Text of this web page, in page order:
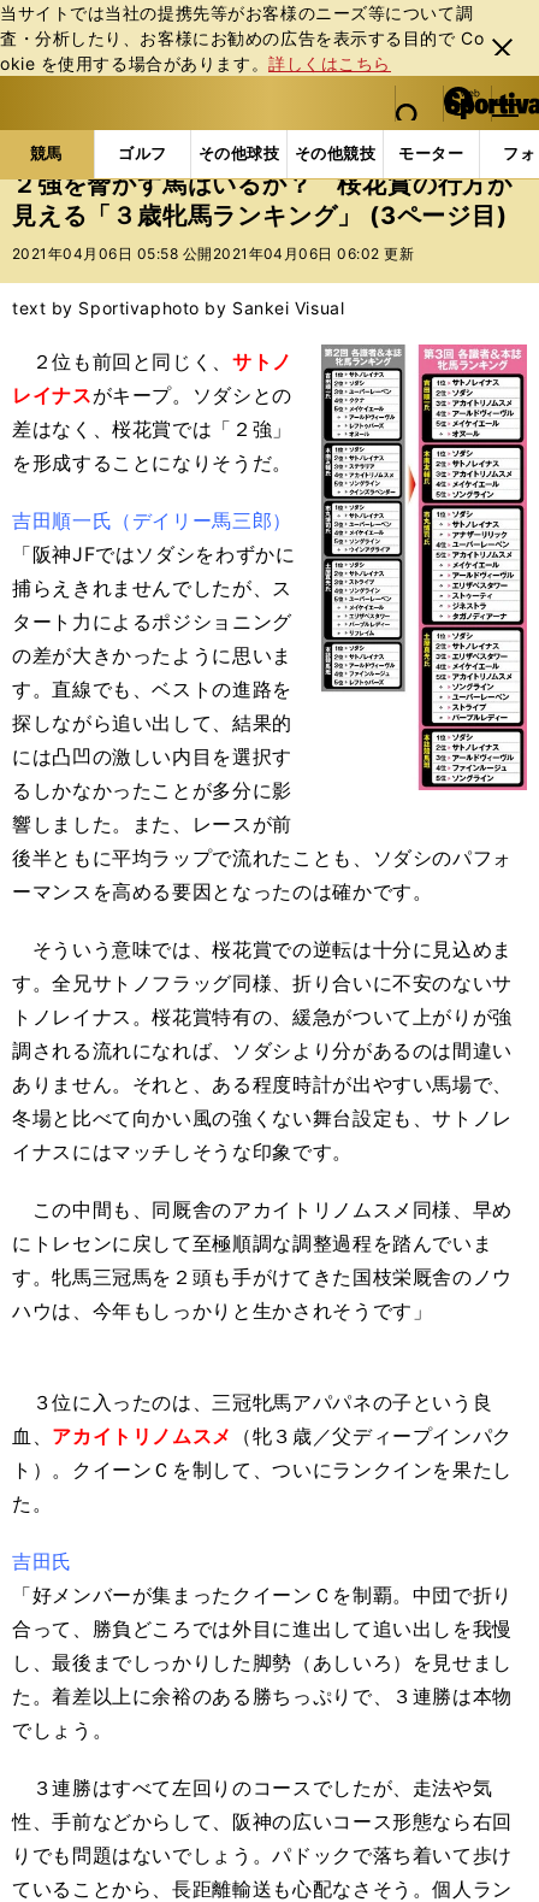
当サイトでは当社の提携先等がお客様のニーズ等について調
査・分析したり、お客様にお勧めの広告を表⽰する⽬的で Co
okie を使⽤する場合があります。詳しくはこちら
閉じ
る
web Sportiva (webスポルティーバ)
検索
マイペ
ー
ジ
メニュ
競馬 ゴルフ その他球技 その他競技 モーター フ
b
ス
ポ
ル
バ
競馬の記事一覧 競馬 ２強を脅かす馬はいるか？
２強を脅かす馬はいるか？ 桜花賞の行方が
見える「３歳牝馬ランキング」 (3ページ目)
2021年04月06日 05:58 公開 2021年04月06日 06:02 更新
text by Sportivaphoto by Sankei Visual
２位も前回と同じく、サトノ
レイナスがキープ。ソダシとの
差はなく、桜花賞では「２強」
を形成することになりそうだ。
吉田順一氏（デイリー馬三郎）
「阪神JFではソダシをわずかに
捕らえきれませんでしたが、ス
タート力によるポジショニング
の差が大きかったように思いま
す。直線でも、ベストの進路を
探しながら追い出して、結果的
には凸凹の激しい内目を選択す
るしかなかったことが多分に影
響しました。また、レースが前
後半ともに平均ラップで流れたことも、ソダシのパフォ
ーマンスを高める要因となったのは確かです。
そういう意味では、桜花賞での逆転は十分に見込めま
す。全兄サトノフラッグ同様、折り合いに不安のないサ
トノレイナス。桜花賞特有の、緩急がついて上がりが強
調される流れになれば、ソダシより分があるのは間違い
ありません。それと、ある程度時計が出やすい馬場で、
冬場と比べて向かい風の強くない舞台設定も、サトノレ
イナスにはマッチしそうな印象です。
この中間も、同厩舎のアカイトリノムスメ同様、早め
にトレセンに戻して至極順調な調整過程を踏んでいま
す。牝馬三冠馬を２頭も手がけてきた国枝栄厩舎のノウ
ハウは、今年もしっかりと生かされそうです」
３位に入ったのは、三冠牝馬アパパネの子という良
血、 アカイトリノムスメ
（牝３歳／父ディープインパク
ト）。クイーンＣを制して、ついにランクインを果たし
た。
吉田氏
「好メンバーが集まったクイーンＣを制覇。中団で折り
合って、勝負どころでは外目に進出して追い出しを我慢
し、最後までしっかりした脚勢（あしいろ）を見せまし
た。着差以上に余裕のある勝ちっぷりで、３連勝は本物
でしょう。
３連勝はすべて左回りのコースでしたが、走法や気
性、手前などからして、阪神の広いコース形態なら右回
りでも問題はないでしょう。パドックで落ち着いて歩け
ていることから、長距離輸送も心配なさそう。個人ラン